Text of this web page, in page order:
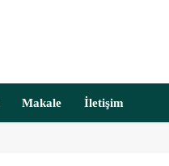
Makale İletişim